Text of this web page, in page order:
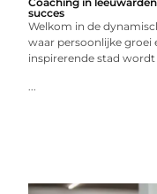
succes
Welkom in de
waar persoonlijke groei
inspirerende stad
...